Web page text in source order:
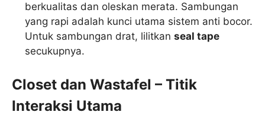
berkualitas dan oleskan merata. Sambungan
yang rapi adalah kunci utama sistem anti bocor.
Untuk sambungan drat, lilitkanseal tape
secukupnya.
Closet dan Wastafel – Titik
Interaksi Utama